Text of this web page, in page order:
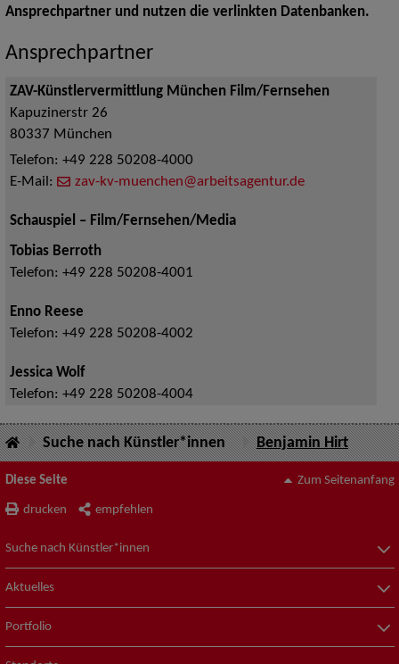
Ansprechpartner und nutzen die verlinkten Datenbanken.
Ansprechpartner
ZAV-Künstlervermittlung München Film/Fernsehen
Kapuzinerstr 26
80337 München
Telefon: +49 228 50208-4000
E-Mail:
zav-kv-muenchen@arbeitsagentur.de
Schauspiel – Film/Fernsehen/Media
Tobias Berroth
Telefon: +49 228 50208-4001
Enno Reese
Telefon: +49 228 50208-4002
Jessica Wolf
Telefon: +49 228 50208-4004
Suche nach Künstler*innen Benjamin Hirt
Diese Seite
drucken empfehlen
Zum Seitenanfang
Suche nach Künstler*innen
Aktuelles
Portfolio